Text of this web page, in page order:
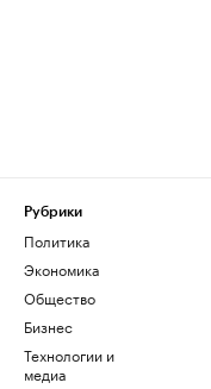
Рубрики
Политика
Экономика
Общество
Бизнес
Технологии и
медиа